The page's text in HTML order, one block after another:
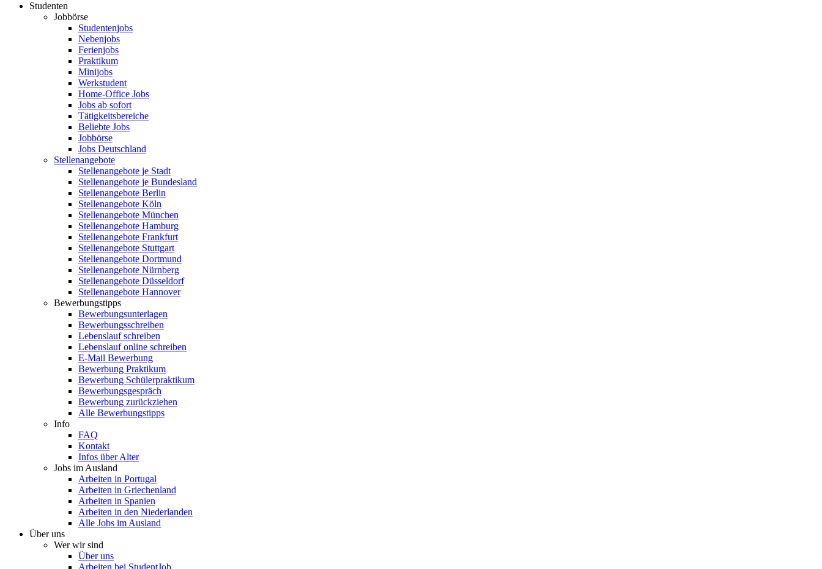
Studenten
Jobbörse
Studentenjobs
Nebenjobs
Ferienjobs
Praktikum
Minijobs
Werkstudent
Home-Office Jobs
Jobs ab sofort
Tätigkeitsbereiche
Beliebte Jobs
Jobbörse
Jobs Deutschland
Stellenangebote
Stellenangebote je Stadt
Stellenangebote je Bundesland
Stellenangebote Berlin
Stellenangebote Köln
Stellenangebote München
Stellenangebote Hamburg
Stellenangebote Frankfurt
Stellenangebote Stuttgart
Stellenangebote Dortmund
Stellenangebote Nürnberg
Stellenangebote Düsseldorf
Stellenangebote Hannover
Bewerbungstipps
Bewerbungsunterlagen
Bewerbungsschreiben
Lebenslauf schreiben
Lebenslauf online schreiben
E-Mail Bewerbung
Bewerbung Praktikum
Bewerbung Schülerpraktikum
Bewerbungsgespräch
Bewerbung zurückziehen
Alle Bewerbungstipps
Info
FAQ
Kontakt
Infos über Alter
Jobs im Ausland
Arbeiten in Portugal
Arbeiten in Griechenland
Arbeiten in Spanien
Arbeiten in den Niederlanden
Alle Jobs im Ausland
Über uns
Wer wir sind
Über uns
Arbeiten bei StudentJob